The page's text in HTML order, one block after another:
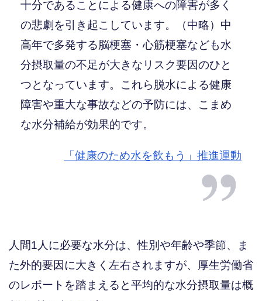
十分であることによる健康への障害が多く
の悲劇を引き起こしています。（中略）中
高年で多発する脳梗塞・心筋梗塞なども水
分摂取量の不足が大きなリスク要因のひと
つとなっています。これら脱水による健康
障害や重大な事故などの予防には、こまめ
な水分補給が効果的です。
「健康のため水を飲もう」推進運動
人間1人に必要な水分は、性別や年齢や季節、ま
た外的要因に大きく左右されますが、厚生労働省
のレポートを踏まえると平均的な水分摂取量は概